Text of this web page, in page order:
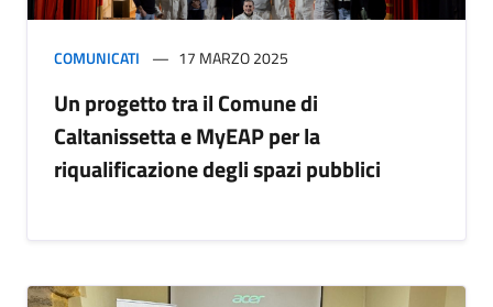
COMUNICATI 17 MARZO 2025
Un progetto tra il Comune di
Caltanissetta e MyEAP per la
riqualificazione degli spazi pubblici